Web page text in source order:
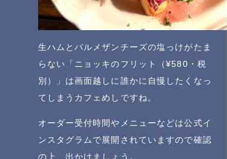
生ハムとパルメザンチーズの塩っけがたま
らない「ニョッキのフリット（¥580・税
別）」は画面越しに誰かに自慢したくなっ
てしまうカフェめしですね。
オーダー受付時間やメニューなどは公式イ
ンスタグラムで展開されていますので確認
の上、出かけましょう。